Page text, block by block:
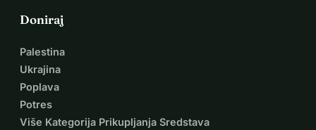
Doniraj
Palestina
Ukrajina
Poplava
Potres
Više Kategorija Prikupljanja Sredstava